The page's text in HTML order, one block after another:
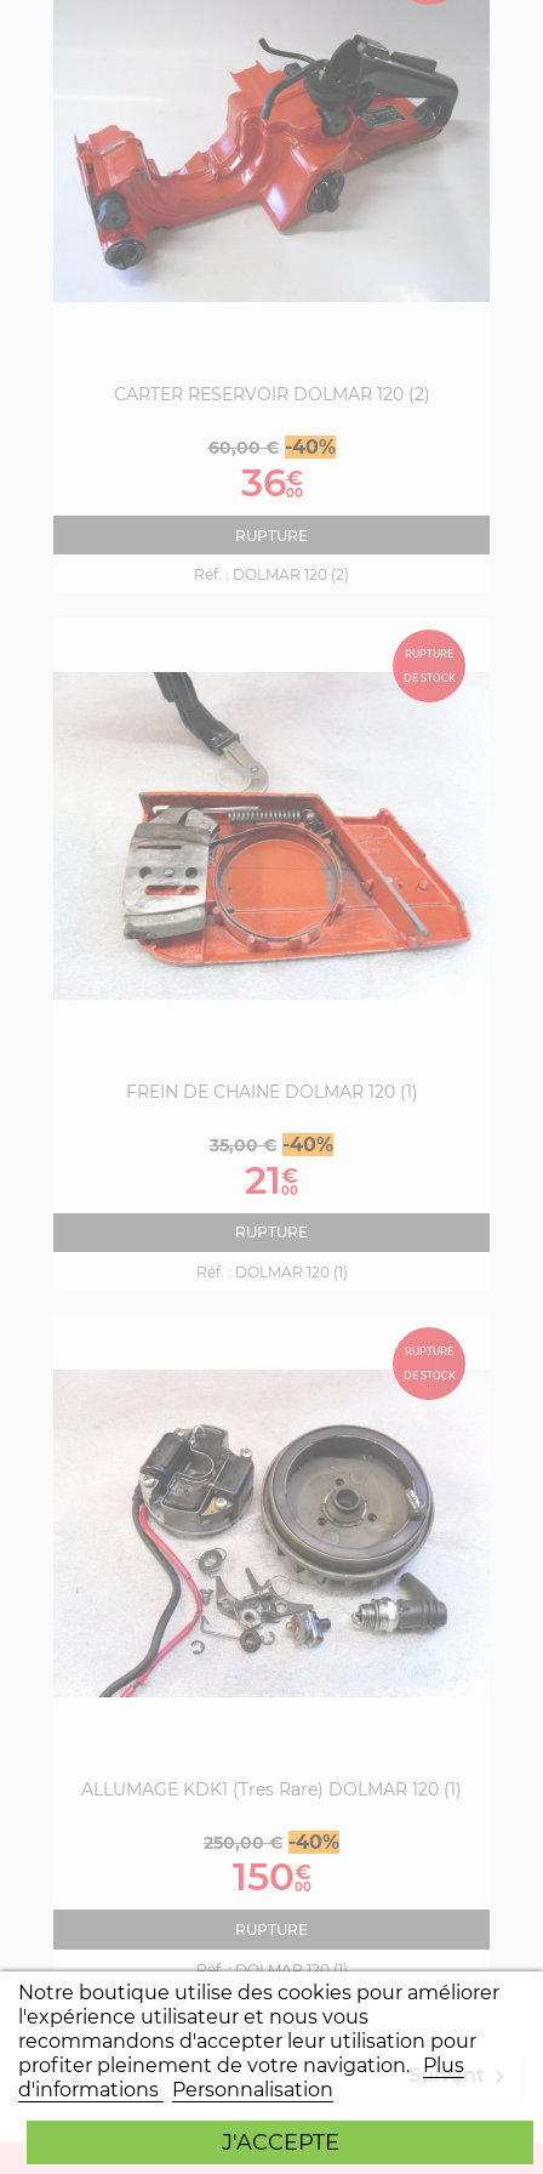
Notre boutique utilise des cookies pour améliorer
l'expérience utilisateur et nous vous
recommandons d'accepter leur utilisation pour
profiter pleinement de votre navigation. Plus
d'informations
Personnalisation
J'ACCEPTE
CARTER RESERVOIR DOLMAR 120 (2)
Prix
base
60,00 € -40%Prix
36€
00
RUPTURE
Réf. : DOLMAR 120 (2)
FREIN DE CHAINE DOLMAR 120 (1)
Prix
base
35,00 € -40%Prix
21€
00
RUPTURE
Réf. : DOLMAR 120 (1)
RUPTURE
DE STOCK
ALLUMAGE KDK1 (tres Rare) DOLMAR 120 (1)
Prix
base
250,00 € -40%Prix
150€
00
RUPTURE
Réf. : DOLMAR 120 (1)
RUPTURE
DE STOCK
Affichage 1-24 de 27 article(s)
12 Suivant 